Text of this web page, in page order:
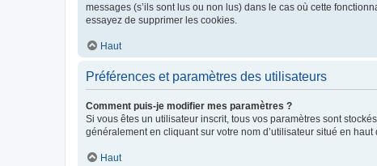
messages (s’ils sont lus ou non lus) dans le cas où cette
essayez de supprimer les cookies.
Haut
Préférences et paramètres des utilisateurs
Comment puis-je modifier mes paramètres ?
Si vous êtes un utilisateur inscrit, tous vos paramètres sont
généralement en cliquant sur votre nom d’utilisateur situé en
Haut